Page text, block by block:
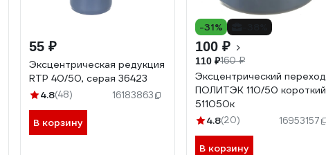
55 ₽
Эксцентрическая редукция
RTP 40/50, серая 36423
4.8(48) 16183863
В корзину
-31%
100 ₽
110 ₽160 ₽
Эксцентрический переход
ПОЛИТЭК 110/50 короткий
511050к
4.8(20) 16953157
В корзину